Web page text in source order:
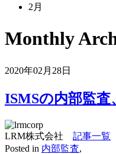
2月
Monthly
2020年02月28日
ISMSの内部監
LRM株式会社 記事一覧
Posted in 内部監査,